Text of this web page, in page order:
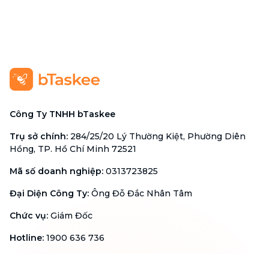
Công Ty TNHH bTaskee
Trụ sở chính: 284/25/20 Lý Thường Kiệt, Phường Diên
Hồng, TP. Hồ Chí Minh 72521
Mã số doanh nghiệp: 0313723825
Đại Diện Công Ty: Ông Đỗ Đắc Nhân Tâm
Chức vụ: Giám Đốc
Hotline: 1900 636 736